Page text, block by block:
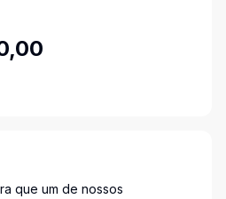
que um de nossos